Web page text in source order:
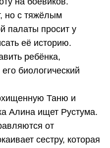
но с тяжёлым
палаты просит у
её историю.
ребёнка,
биологический
Таню и
Алина ищет Рустума.
от
сестру, которая